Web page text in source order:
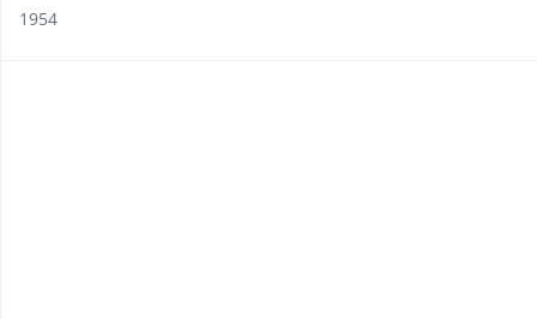
1954